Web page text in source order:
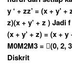
y ‘ + zz’ = (x + y’
z)(x + y’ + z ) Jadi
(x + y’ + z) = (x + y
M0M2M3 = (0, 2,
Diskrit